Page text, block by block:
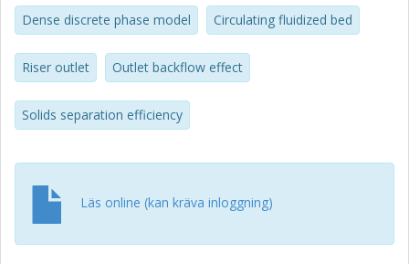
cross-section and/or increased distance of the exit
window from the top of the riser yield a higher solids
separation efficiency. The smaller the Stk, the lower the
solids separation in general, and the less it will be affected
by the geometrical configuration. The solids flux value did
not show any major impact on the solids separation
separation efficiency of the riser outlet is derived, covering
a range of efficiencies within 0.3–0.9 and yielding an
average error of <20% compared to experimental data
from literature.
Dense discrete phase model Circulating fluidized bed
Riser outlet Outlet backflow effect
Solids separation efficiency
Läs online (kan kräva inloggning)